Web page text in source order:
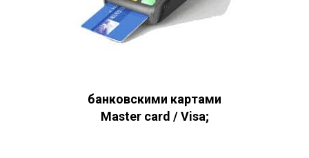
банковскими картами
Master card / Visa;